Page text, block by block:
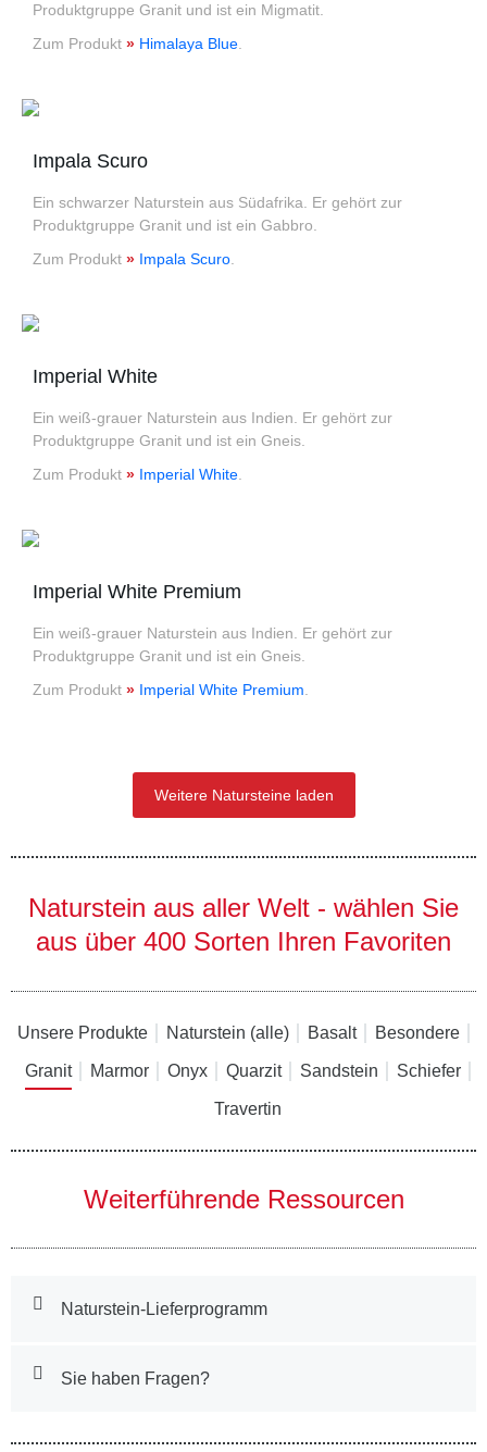
Produktgruppe Granit und ist ein Migmatit.
Zum Produkt » Himalaya Blue
Impala Scuro
Ein schwarzer Naturstein aus Südafrika. Er gehört zur
Produktgruppe Granit und ist ein Gabbro.
Zum Produkt » Impala Scuro
Imperial White
Ein weiß-grauer Naturstein aus Indien. Er gehört zur
Produktgruppe Granit und ist ein Gneis.
Zum Produkt » Imperial White
Imperial White Premium
Ein weiß-grauer Naturstein aus Indien. Er gehört zur
Produktgruppe Granit und ist ein Gneis.
Zum Produkt » Imperial White Premium
Weitere Natursteine laden
Naturstein aus aller Welt - wählen Sie
aus über 400 Sorten Ihren Favoriten
Unsere Produkte Naturstein (alle) Basalt Besondere
Granit Marmor Onyx Quarzit Sandstein Schiefer
Travertin
Weiterführende Ressourcen
Naturstein-Lieferprogramm
Sie haben Fragen?